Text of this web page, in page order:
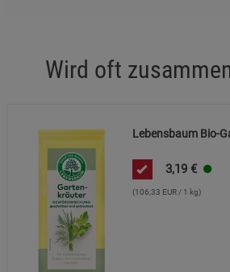
Wird oft
Lebensbaum Bio-
3,19 €
(106,33 EUR / 1 kg)